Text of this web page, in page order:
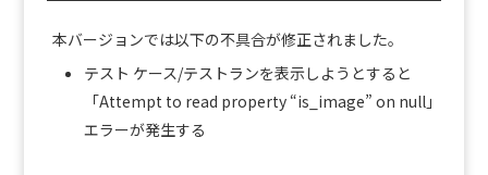
本バージョンでは以下の不具合が修正されました。
テスト ケース/テストランを表示しようとすると
「Attempt to read property “is_image” on null」
エラーが発生する